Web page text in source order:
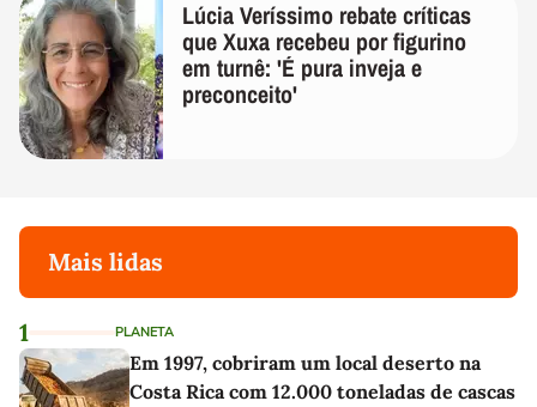
Lúcia Veríssimo rebate críticas
que Xuxa recebeu por figurino
em turnê: 'É pura inveja e
preconceito'
Mais lidas
1 PLANETA
Em 1997, cobriram um local deserto na
Costa Rica com 12.000 toneladas de cascas